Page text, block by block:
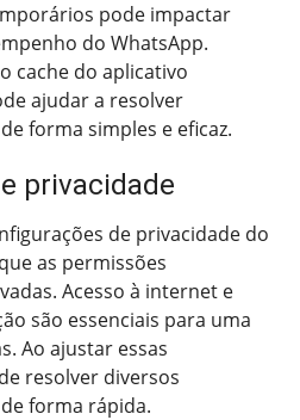
pode impactar
do WhatsApp.
cache do aplicativo
ajudar a resolver
forma simples e eficaz.
privacidade
de privacidade do
as permissões
Acesso à internet e
são essenciais para uma
Ao ajustar essas
resolver diversos
forma rápida.